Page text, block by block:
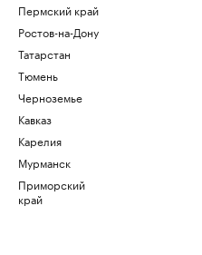
Пермский край
Ростов-на-Дону
Татарстан
Тюмень
Черноземье
Кавказ
Карелия
Мурманск
Приморский
край